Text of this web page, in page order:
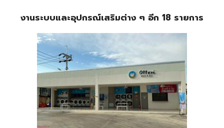
งานระบบและอุปกรณ์เสริมต่าง ๆ อีก 18 รายการ